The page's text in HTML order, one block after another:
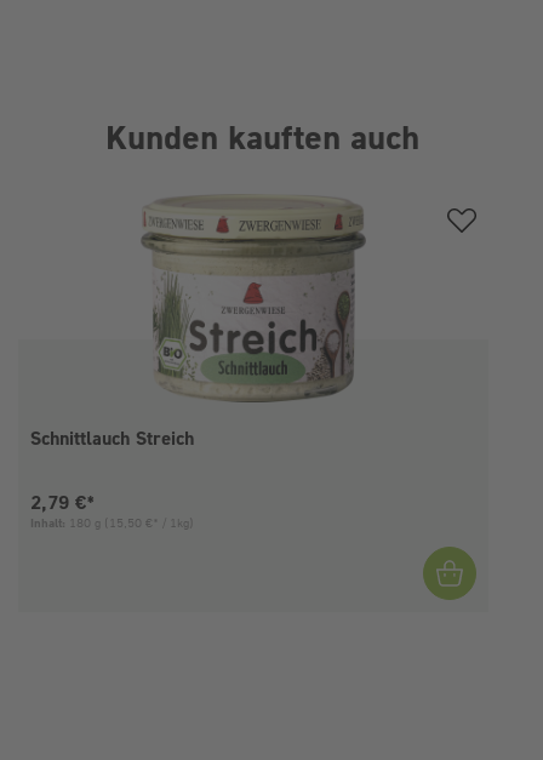
Kunden kauften auch
Schnittlauch Streich
Aktueller Preis:
2,79 €*
Inhalt: 180 g (15,50 €* / 1kg)